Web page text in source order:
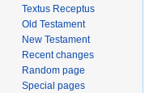
Textus Receptus
Old Testament
New Testament
Recent changes
Random page
Special pages